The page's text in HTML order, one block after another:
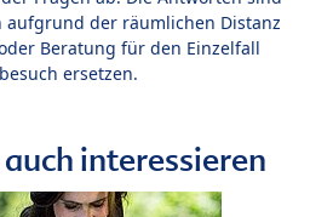
der räumlichen Distanz
Beratung für den Einzelfall
ersetzen.
interessieren